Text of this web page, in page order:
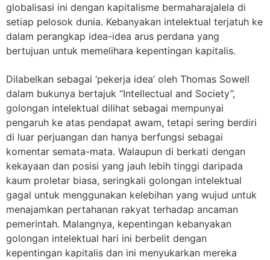
globalisasi ini dengan kapitalisme bermaharajalela di
setiap pelosok dunia. Kebanyakan intelektual terjatuh ke
dalam perangkap idea-idea arus perdana yang
bertujuan untuk memelihara kepentingan kapitalis.
Dilabelkan sebagai ‘pekerja idea’ oleh Thomas Sowell
dalam bukunya bertajuk “Intellectual and Society”,
golongan intelektual dilihat sebagai mempunyai
pengaruh ke atas pendapat awam, tetapi sering berdiri
di luar perjuangan dan hanya berfungsi sebagai
komentar semata-mata. Walaupun di berkati dengan
kekayaan dan posisi yang jauh lebih tinggi daripada
kaum proletar biasa, seringkali golongan intelektual
gagal untuk menggunakan kelebihan yang wujud untuk
menajamkan pertahanan rakyat terhadap ancaman
pemerintah. Malangnya, kepentingan kebanyakan
golongan intelektual hari ini berbelit dengan
kepentingan kapitalis dan ini menyukarkan mereka